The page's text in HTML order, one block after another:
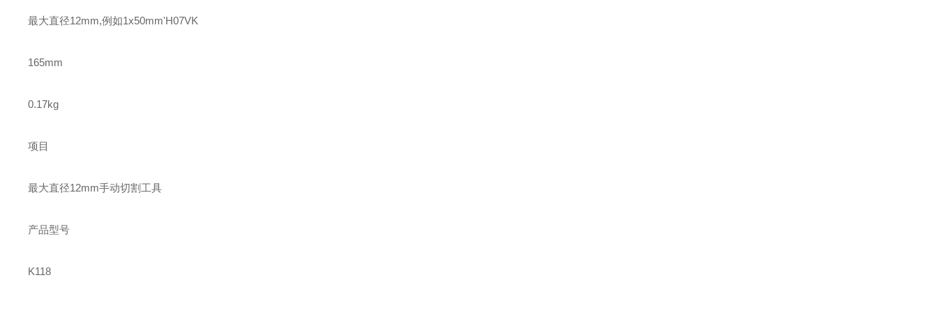
最大直径12mm,例如1x50mm'H07VK
165mm
0.17kg
项目
最大直径12mm手动切割工具
产品型号
K118